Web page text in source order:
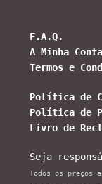
F.A.Q.
A Minha Conta
Termos e
Política de
Política de
Livro de
Seja
Todos os preços